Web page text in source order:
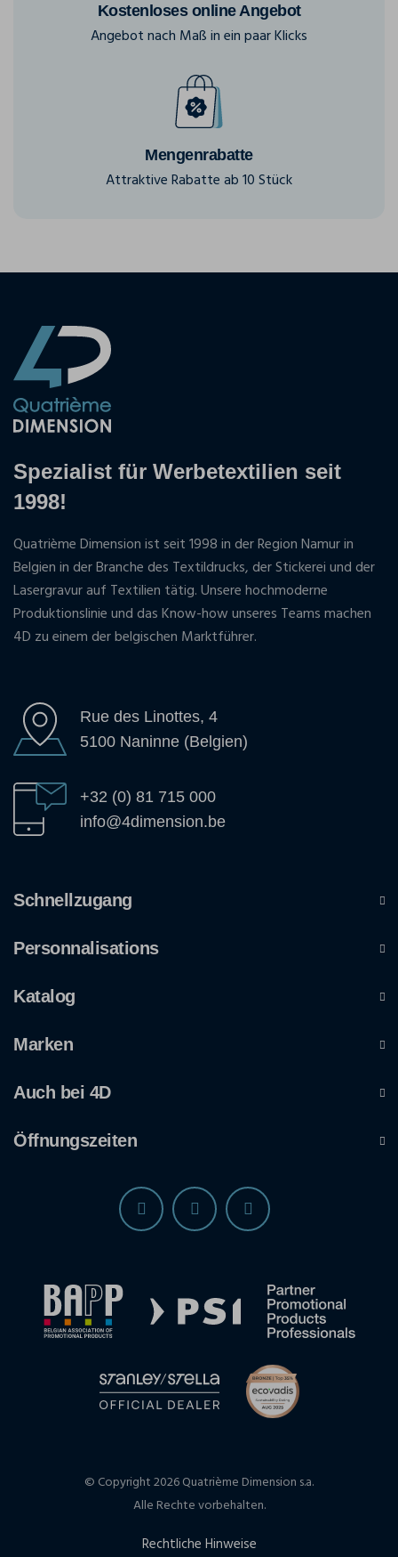
Kostenloses online Angebot
Angebot nach Maß in ein paar Klicks
Mengenrabatte
Attraktive Rabatte ab 10 Stück
Spezialist für Werbetextilien seit
1998!
Quatrième Dimension ist seit 1998 in der Region Namur in
Belgien in der Branche des Textildrucks, der Stickerei und der
Lasergravur auf Textilien tätig. Unsere hochmoderne
Produktionslinie und das Know-how unseres Teams machen
4D zu einem der belgischen Marktführer.
Rue des Linottes, 4
5100 Naninne (Belgien)
+32 (0) 81 715 000
info@4dimension.be
Schnellzugang
Personnalisations
Katalog
Marken
Auch bei 4D
Öffnungszeiten
© Copyright 2026 Quatrième Dimension s.a.
Alle Rechte vorbehalten.
Rechtliche Hinweise